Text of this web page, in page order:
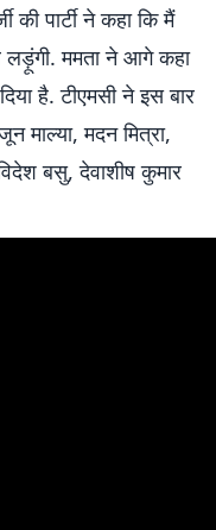
की पार्टी ने कहा कि मैं
ममता ने आगे कहा
है. टीएमसी ने इस बार
माल्या, मदन मित्रा,
बसु, देवाशीष कुमार